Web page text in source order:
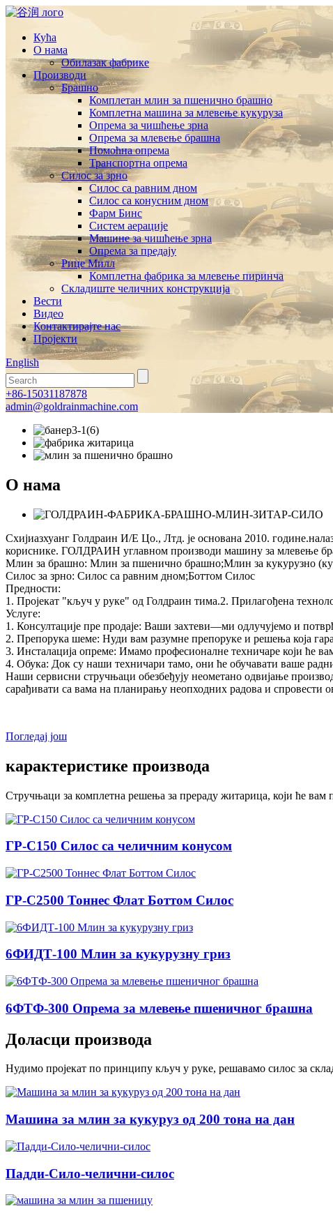
Кућа
О нама
Обилазак фабрике
Производи
Брашно
Комплетан млин за пшенично брашно
Комплетна машина за млевење кукуруза
Опрема за чишћење зрна
Опрема за млевење брашна
Помоћна опрема
Транспортна опрема
Силос за зрно
Силос са равним дном
Силос са конусним дном
Фарм Бинс
Систем аерације
Машине за чишћење зрна
Опрема за предају
Рице Милл
Комплетна фабрика за млевење пиринча
Складиште челичних конструкција
Вести
Видео
Контактирајте нас
Пројекти
English
+86-15031187878
admin@goldrainmachine.com
О нама
Схијиазхуанг Голдраин И/Е Цо., Лтд. је основана 2010.
кориснике. ГОЛДРАИН углавном производи машину за млевење
Млин за брашно: Млин за пшенично брашно;Млин за кукурузно
Силос за зрно: Силос са равним дном;Боттом Силос
Предности:
1. Пројекат "кључ у руке" од Голдраин тима.2. Прилагођена
Услуге:
1. Консултације пре продаје: Ваши захтеви—ми одлучујемо и
2. Препорука шеме: Нуди вам разумне препоруке и решења која
3. Инсталација опреме: Имамо професионалне техничаре који ће
4. Обука: Док су наши техничари тамо, они ће обучавати ваше
Наши сервисни стручњаци обезбеђују неометано одвијање
сарађивати са вама на планирању неопходних радова и
Погледај још
карактеристике производа
Стручњаци за комплетна решења за прераду житарица, који ће вам
ГР-С150 Силос са челичним конусом
ГР-С2500 Тоннес Флат Боттом Силос
6ФИДТ-100 Млин за кукурузну гриз
6ФТФ-300 Опрема за млевење пшеничног брашна
Доласци производа
Нудимо пројекат по принципу кључ у руке, решавамо силос за
Машина за млин за кукуруз од 200 тона на дан
Падди-Сило-челични-силос